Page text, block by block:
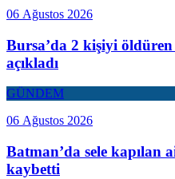
06 Ağustos 2026
Bursa’da 2 kişiyi
açıkladı
GÜNDEM
06 Ağustos 2026
Batman’da sele kapılan
kaybetti